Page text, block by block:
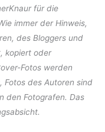
für die
immer der Hinweis,
des Bloggers und
kopiert oder
Fotos werden
Fotos des Autoren sind
den Fotografen. Das